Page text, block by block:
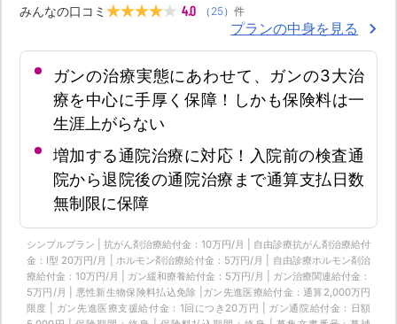
みんなの口コミ 4.0 （ 25） 件
プランの中身を見る
ガンの治療実態にあわせて、ガンの3大治
療を中心に手厚く保障！しかも保険料は一
生涯上がらない
増加する通院治療に対応！入院前の検査通
院から退院後の通院治療まで通算支払日数
無制限に保障
シンプルプラン | 抗がん剤治療給付金：10万円/月 | 自由診療抗がん剤治療給付
金：Ⅰ型 20万円/月 | ホルモン剤治療給付金：5万円/月 | 自由診療ホルモン剤治
療給付金：10万円/月 | ガン緩和療養給付金：5万円/月 | ガン治療関連給付金：
5万円/月 | 悪性新生物保険料払込免除 |ガン先進医療給付金：通算2,000万円
限度 | ガン先進医療支援給付金：1回につき20万円 | ガン通院給付金：日額